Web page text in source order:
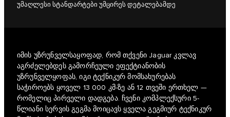
უმაღლესი სტანდარტები უმცირეს დეტალებამდე
იმის უზრუნველსაყოფად, რომ თქვენი Jaguar კვლავ
აგრძელებდეს გამორჩეული ეფექტიანობის
უზრუნველყოფას, იგი ტექნიკურ მომსახურებას
საჭიროებს ყოველ 13 000 კმ-ზე ან 12 თვეში ერთხელ —
რომელიც პირველი დადგება. ჩვენი კომპლექსური 5-
წლიანი სერვის გეგმა მოიცავს ყველა გეგმიურ ტექნიკურ